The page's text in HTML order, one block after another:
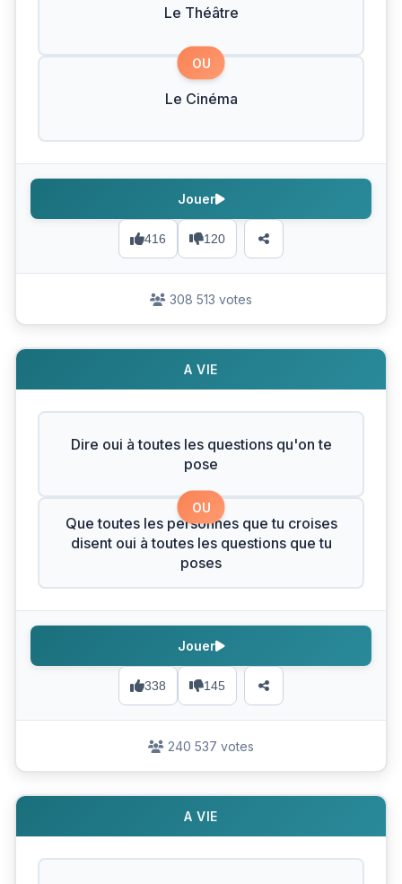
Le Théâtre
OU
Le Cinéma
416 120
Jouer
308 513 votes
A VIE
Dire oui à toutes les questions qu'on te
pose
OU
Que toutes les personnes que tu croises
disent oui à toutes les questions que tu
poses
338 145
Jouer
240 537 votes
A VIE